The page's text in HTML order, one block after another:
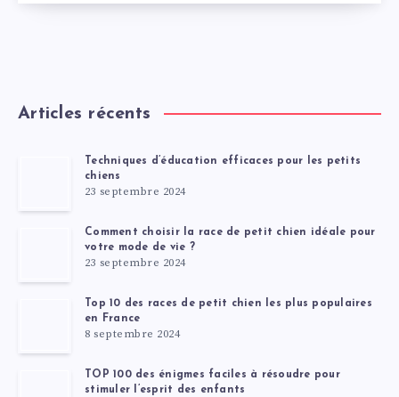
Articles récents
Techniques d’éducation efficaces pour les petits
chiens
23 septembre 2024
Comment choisir la race de petit chien idéale pour
votre mode de vie ?
23 septembre 2024
Top 10 des races de petit chien les plus populaires
en France
8 septembre 2024
TOP 100 des énigmes faciles à résoudre pour
stimuler l’esprit des enfants